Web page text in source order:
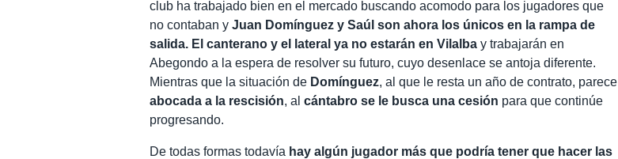
club ha trabajado bien en el mercado buscando acomodo para los jugadores que
no contaban yJuan Domínguez y Saúl son ahora los únicos en la rampa de
salida. El canterano y el lateral ya no estarán en Vilalba y trabajarán en
Abegondo a la espera de resolver su futuro, cuyo desenlace se antoja diferente.
Mientras que la situación de Domínguez, al que le resta un año de contrato, parece
abocada a la rescisión, alcántabro se le busca una cesión para que continúe
progresando.
De todas formas todavía hay algún jugador más que podría tener que hacer las